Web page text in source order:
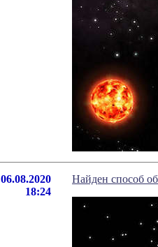
06.08.2020
18:24
Найден способ